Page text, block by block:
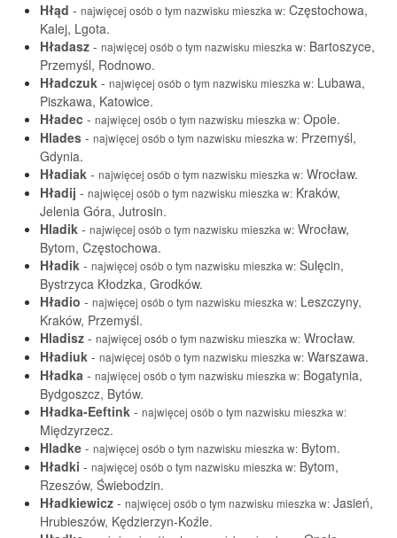
Hłąd - najwięcej osób o tym nazwisku mieszka w: Częstochowa,
Kalej, Lgota.
Hładasz - najwięcej osób o tym nazwisku mieszka w: Bartoszyce,
Przemyśl, Rodnowo.
Hładczuk - najwięcej osób o tym nazwisku mieszka w: Lubawa,
Piszkawa, Katowice.
Hładec - najwięcej osób o tym nazwisku mieszka w: Opole.
Hlades - najwięcej osób o tym nazwisku mieszka w: Przemyśl,
Gdynia.
Hładiak - najwięcej osób o tym nazwisku mieszka w: Wrocław.
Hładij - najwięcej osób o tym nazwisku mieszka w: Kraków,
Jelenia Góra, Jutrosin.
Hladik - najwięcej osób o tym nazwisku mieszka w: Wrocław,
Bytom, Częstochowa.
Hładik - najwięcej osób o tym nazwisku mieszka w: Sulęcin,
Bystrzyca Kłodzka, Grodków.
Hładio - najwięcej osób o tym nazwisku mieszka w: Leszczyny,
Kraków, Przemyśl.
Hladisz - najwięcej osób o tym nazwisku mieszka w: Wrocław.
Hładiuk - najwięcej osób o tym nazwisku mieszka w: Warszawa.
Hładka - najwięcej osób o tym nazwisku mieszka w: Bogatynia,
Bydgoszcz, Bytów.
Hładka-Eeftink - najwięcej osób o tym nazwisku mieszka w:
Międzyrzecz.
Hladke - najwięcej osób o tym nazwisku mieszka w: Bytom.
Hładki - najwięcej osób o tym nazwisku mieszka w: Bytom,
Rzeszów, Świebodzin.
Hładkiewicz - najwięcej osób o tym nazwisku mieszka w: Jasień,
Hrubieszów, Kędzierzyn-Koźle.